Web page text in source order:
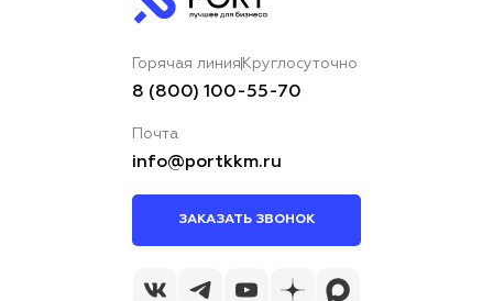
Горячая линия Круглосуточно
8 (800) 100-55-70
Почта
info@portkkm.ru
ЗАКАЗАТЬ ЗВОНОК